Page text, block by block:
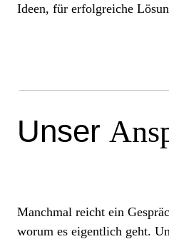
Ideen, für erfolgreiche
Unser
Manchmal reicht ein
worum es eigentlich geht.